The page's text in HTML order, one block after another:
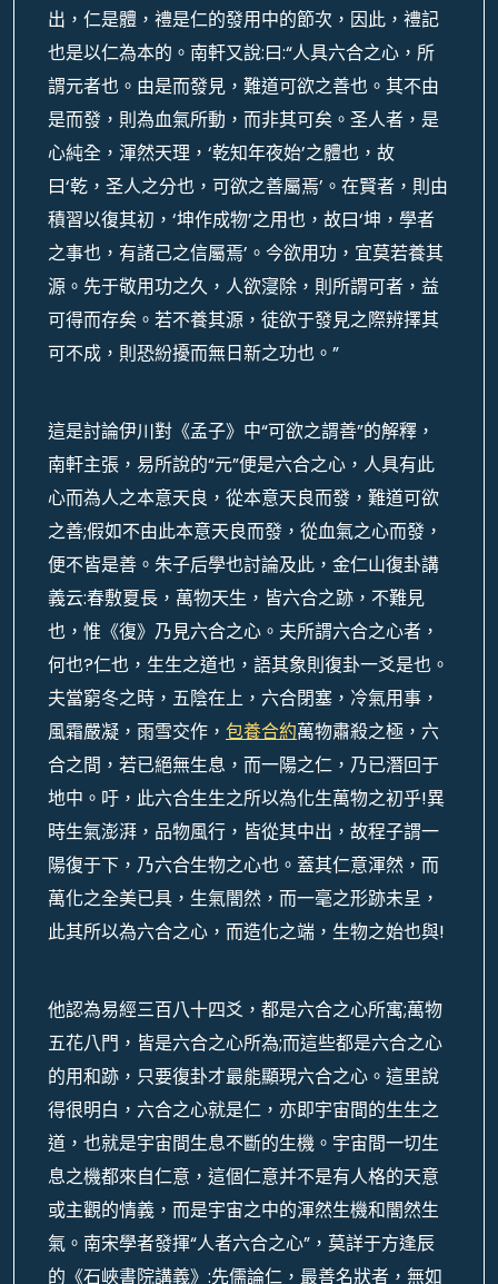
出，仁是體，禮是仁的發用中的節次，因此，禮記
也是以仁為本的。南軒又說:曰:“人具六合之心，所
謂元者也。由是而發見，難道可欲之善也。其不由
是而發，則為血氣所動，而非其可矣。圣人者，是
心純全，渾然天理，‘乾知年夜始’之體也，故
曰‘乾，圣人之分也，可欲之善屬焉’。在賢者，則由
積習以復其初，‘坤作成物’之用也，故曰‘坤，學者
之事也，有諸己之信屬焉’。今欲用功，宜莫若養其
源。先于敬用功之久，人欲寖除，則所謂可者，益
可得而存矣。若不養其源，徒欲于發見之際辨擇其
可不成，則恐紛擾而無日新之功也。”
這是討論伊川對《孟子》中“可欲之謂善”的解釋，
南軒主張，易所說的“元”便是六合之心，人具有此
心而為人之本意天良，從本意天良而發，難道可欲
之善;假如不由此本意天良而發，從血氣之心而發，
便不皆是善。朱子后學也討論及此，金仁山復卦講
義云:春敷夏長，萬物天生，皆六合之跡，不難見
也，惟《復》乃見六合之心。夫所謂六合之心者，
何也?仁也，生生之道也，語其象則復卦一爻是也。
夫當窮冬之時，五陰在上，六合閉塞，冷氣用事，
風霜嚴凝，雨雪交作， 包養合約萬物肅殺之極，六
合之間，若已絕無生息，而一陽之仁，乃已潛回于
地中。吁，此六合生生之所以為化生萬物之初乎!異
時生氣澎湃，品物風行，皆從其中出，故程子謂一
陽復于下，乃六合生物之心也。蓋其仁意渾然，而
萬化之全美已具，生氣闇然，而一毫之形跡未呈，
此其所以為六合之心，而造化之端，生物之始也與!
他認為易經三百八十四爻，都是六合之心所寓;萬物
五花八門，皆是六合之心所為;而這些都是六合之心
的用和跡，只要復卦才最能顯現六合之心。這里說
得很明白，六合之心就是仁，亦即宇宙間的生生之
道，也就是宇宙間生息不斷的生機。宇宙間一切生
息之機都來自仁意，這個仁意并不是有人格的天意
或主觀的情義，而是宇宙之中的渾然生機和闇然生
氣。南宋學者發揮“人者六合之心”，莫詳于方逢辰
的《石峽書院講義》:先儒論仁，最善名狀者，無如